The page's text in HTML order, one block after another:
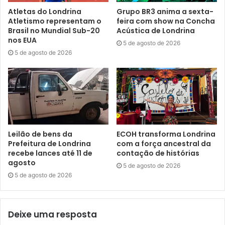
medida de prevenção de urgência a infecções pelo HIV,
hepatites virais e outras infecções sexualmente
transmissíveis. Em caso de diagnóstico positivo para
alguma doença, o CTA conversa com as pessoas e faz o
encaminhamento aos serviços especializados do
Município para início adequado dos tratamentos.
Lentine lembrou que, antes da pandemia, era possível
ampliar as ações da Campanha Fique Sabendo com visitas
e abordagens em espaços públicos e outros ambientes.
“Nesses locais, antes eram realizados trabalhos de
orientação, indicações sobre serviços de saúde e entrega
de kits. Foi necessário readequar as formas de alcance,
implantar o agendamento de horário, centralizar os
Município sempre manteve os diagnósticos, tratamentos e
acompanhamentos ao público, que pode procurar pelo
Atletas do Londrina
Atletismo representam o
Brasil no Mundial Sub-20
nos EUA
5 de agosto de 2026
Grupo BR3 anima a sexta-
feira com show na Concha
Acústica de Londrina
5 de agosto de 2026
Leilão de bens da
Prefeitura de Londrina
recebe lances até 11 de
agosto
5 de agosto de 2026
ECOH transforma Londrina
com a força ancestral da
contação de histórias
5 de agosto de 2026
Deixe uma resposta